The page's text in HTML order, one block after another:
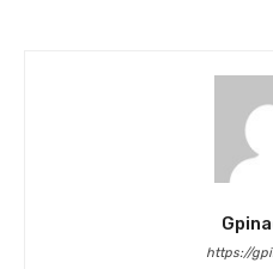
https://